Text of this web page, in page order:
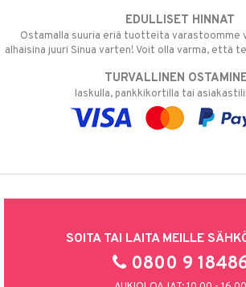
EDULLISET HINNAT
Ostamalla suuria eriä tuotteita varastoomme
alhaisina juuri Sinua varten! Voit olla varma, että
TURVALLINEN
laskulla, pankkikortilla tai
SOITA TAI LAITA MEILLE
0800 9